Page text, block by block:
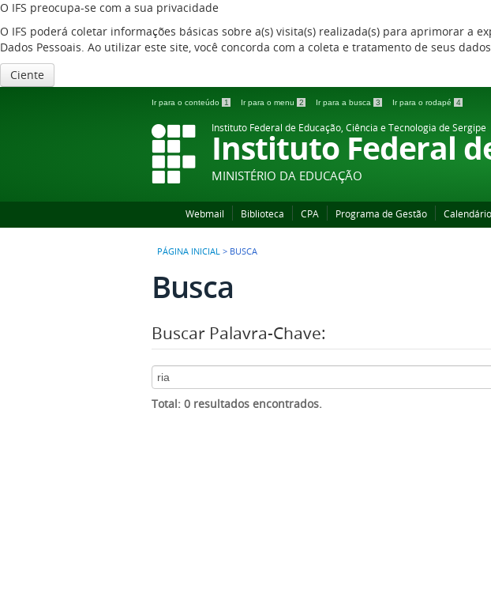
O IFS preocupa-se com a sua privacidade
O IFS poderá coletar informações básicas sobre a(s) visita(s) realizada(s) para aprimorar a
Dados Pessoais. Ao utilizar este site, você concorda com a coleta e tratamento de seus
Ciente
Ir para o conteúdo 1 Ir para o menu 2 Ir para a busca 3 Ir para o rodapé 4
Instituto Federal de Educação, Ciência e Tecnologia de Sergipe
Instituto Federal
MINISTÉRIO DA EDUCAÇÃO
Webmail Biblioteca CPA Programa de Gestão
PÁGINA INICIAL > BUSCA
Busca
Buscar Palavra-Chave:
Total: 0 resultados encontrados.